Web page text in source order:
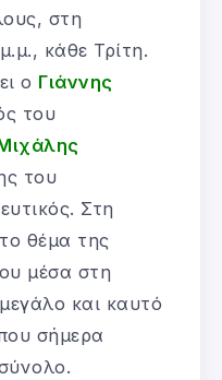
στη
κάθε Τρίτη.
ο Γιάννης
του
του
Στη
θέμα της
μέσα στη
και καυτό
σήμερα